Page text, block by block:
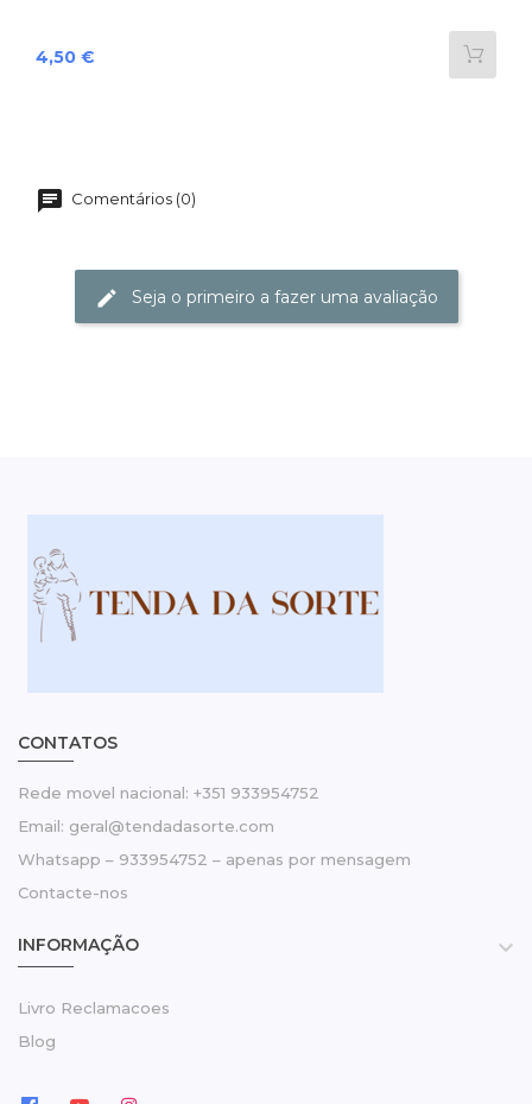
Preço
4,50 €
Comentários (0)
Seja o primeiro a fazer uma avaliação
CONTATOS
Rede movel nacional: +351 933954752
Email: geral@tendadasorte.com
Whatsapp – 933954752 – apenas por mensagem
Contacte-nos
INFORMAÇÃO 
Livro Reclamacoes
Blog